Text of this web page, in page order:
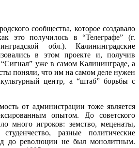
сообщества, которое создавало
это получилось в “Телеграфе” (г.
обл.). Калининградские
в этом проекте и, получив
уже в самом Калининграде, а
поняли, что им на самом деле нужен
центр, а “штаб” борьбы с
от администрации тоже является
опытом. До советского
много игроков: земство, меценаты,
разные политические
до революции не был монолитным.